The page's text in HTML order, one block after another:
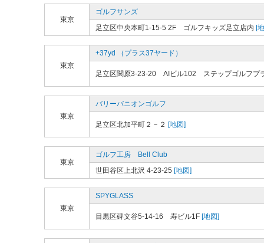
東京
ゴルフサンズ
足立区中央本町1-15-5 2F ゴルフキッズ足立店内 [
東京
+37yd （プラス37ヤード）
足立区関原3-23-20 AIビル102 ステップゴルフプ
東京
バリーバニオンゴルフ
足立区北加平町２－２ [地図]
東京
ゴルフ工房 Bell Club
世田谷区上北沢 4-23-25 [地図]
東京
SPYGLASS
目黒区碑文谷5-14-16 寿ビル1F [地図]